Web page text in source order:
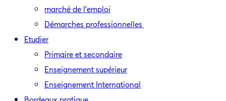
marché de l’emploi
Démarches professionnelles
Etudier
Primaire et secondaire
Enseignement supérieur
Enseignement International